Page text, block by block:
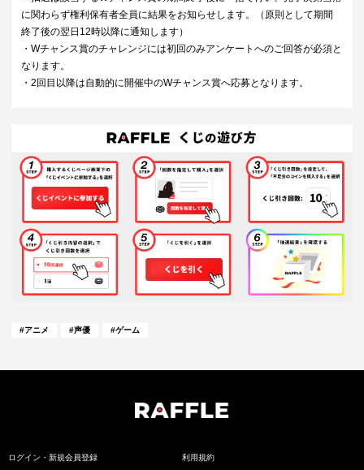
に関わらず権利保有者全員に結果をお知らせします。（原則として期間
終了後の翌日12時以降に通知します）
・Wチャンス賞のチャレンジには初回のみアンケートへのご回答が必須と
なります。
・2回目以降は自動的に開催中のWチャンス賞へ応募となります。
#アニメ #声優 #ゲーム
ログイン・新規会員登録 利用規約